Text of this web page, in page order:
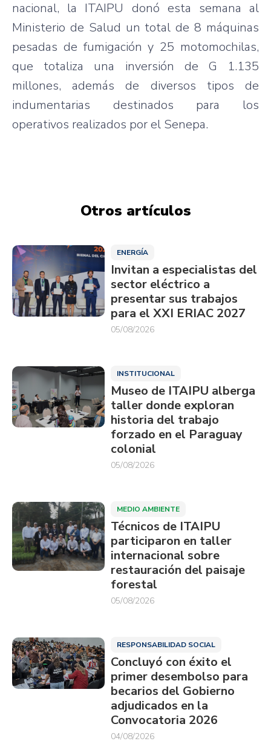
nacional, la ITAIPU donó esta semana al
Ministerio de Salud un total de 8 máquinas
pesadas de fumigación y 25 motomochilas,
que totaliza una inversión de G 1.135
millones, además de diversos tipos de
indumentarias destinados para los
operativos realizados por el Senepa.
Otros artículos
ENERGÍA
Invitan a especialistas del
sector eléctrico a
presentar sus trabajos
para el XXI ERIAC 2027
05/08/2026
INSTITUCIONAL
Museo de ITAIPU alberga
taller donde exploran
historia del trabajo
forzado en el Paraguay
colonial
05/08/2026
MEDIO AMBIENTE
Técnicos de ITAIPU
participaron en taller
internacional sobre
restauración del paisaje
forestal
05/08/2026
RESPONSABILIDAD SOCIAL
Concluyó con éxito el
primer desembolso para
becarios del Gobierno
adjudicados en la
Convocatoria 2026
04/08/2026